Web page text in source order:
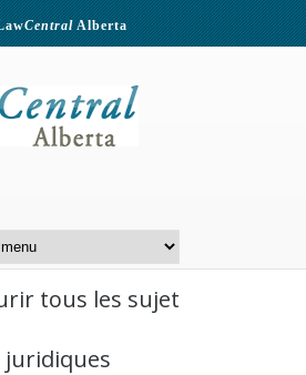
CentralAlberta
tous les sujet
juridiques